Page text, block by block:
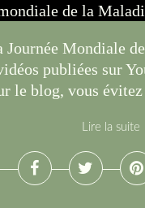
Journée Mondiale
publiées sur
le blog, vous
Lire la suite